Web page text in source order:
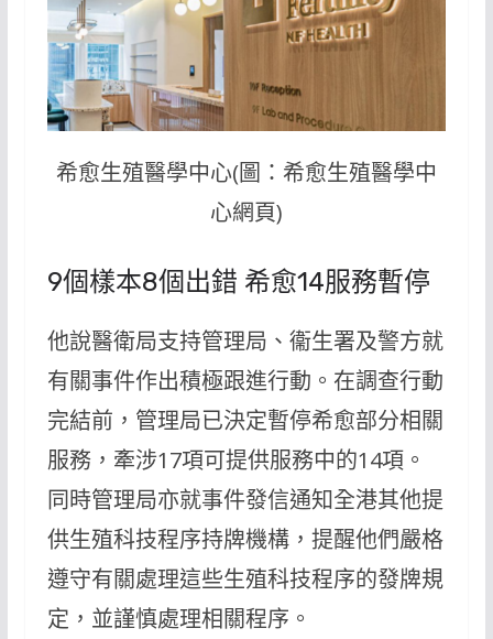
希愈生殖醫學中心(圖：希愈生殖醫學中
心網頁)
9個樣本8個出錯 希愈14服務暫停
他說醫衛局支持管理局、衞生署及警方就
有關事件作出積極跟進行動。在調查行動
完結前，管理局已決定暫停希愈部分相關
服務，牽涉17項可提供服務中的14項。
同時管理局亦就事件發信通知全港其他提
供生殖科技程序持牌機構，提醒他們嚴格
遵守有關處理這些生殖科技程序的發牌規
定，並謹慎處理相關程序。